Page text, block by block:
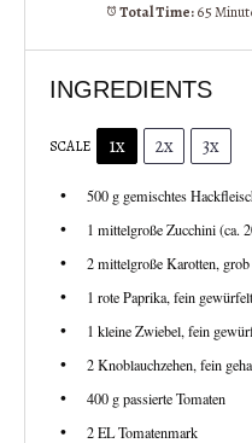
Total Time:65
INGREDIENTS
SCALE 1x 2x 3x
500 g gemischtes
1 mittelgroße Zucchini (ca.
2mittelgroße Karotten, grob
1 rote Paprika, fein gewürfelt
1 kleine Zwiebel, fein
2Knoblauchzehen, fein
400 gpassierte Tomaten
2EL Tomatenmark